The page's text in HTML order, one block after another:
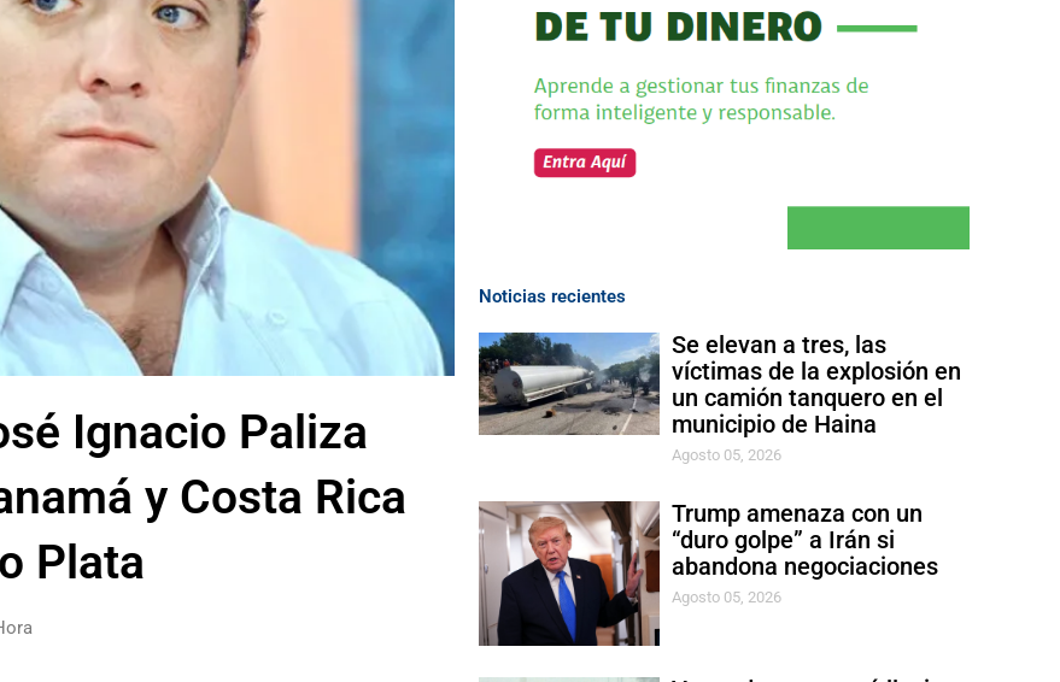
Ignacio Paliza
y Costa Rica
Plata
Noticias recientes
Se elevan a tres, las
víctimas de la explosión en
un camión tanquero en el
municipio de Haina
Agosto 05, 2026
Trump amenaza con un
“duro golpe” a Irán si
abandona negociaciones
Agosto 05, 2026